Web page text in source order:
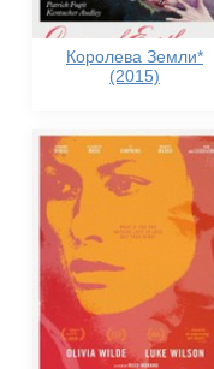
Королева Земли*
(2015)